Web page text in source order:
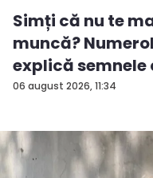
06 august 2026, 11:34
Simți că nu te
muncă?
explică semnele